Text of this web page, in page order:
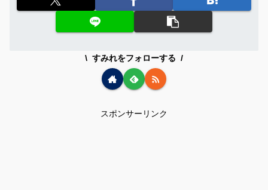
すみれをフォローする
スポンサーリンク